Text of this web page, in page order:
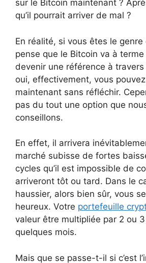
sur le Bitcoin maintenant ?
qu’il pourrait arriver de mal ?
En réalité, si vous êtes le
pense que le Bitcoin va à terme
devenir une référence à
oui, effectivement, vous
maintenant sans réfléchir.
pas du tout une option que
conseillons.
En effet, il arrivera
marché subisse de fortes
cycles qu’il est impossible de
arriveront tôt ou tard. Dans le
haussier, alors bien sûr, vous
heureux. Votre portefeuille
valeur être multipliée par 2 ou
quelques mois.
Mais que se passe-t-il si c’est